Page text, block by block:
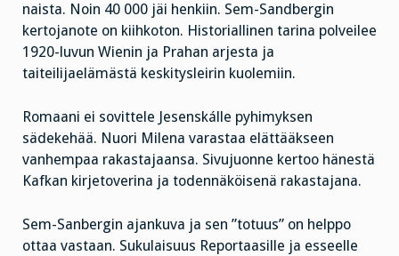
naista. Noin 40 000 jäi henkiin. Sem-Sandbergin
kertojanote on kiihkoton. Historiallinen tarina polveilee
1920-luvun Wienin ja Prahan arjesta ja
taiteilijaelämästä keskitysleirin kuolemiin.
Romaani ei sovittele Jesenskálle pyhimyksen
sädekehää. Nuori Milena varastaa elättääkseen
vanhempaa rakastajaansa. Sivujuonne kertoo hänestä
Kafkan kirjetoverina ja todennäköisenä rakastajana.
Sem-Sanbergin ajankuva ja sen ”totuus” on helppo
ottaa vastaan. Sukulaisuus Reportaasille ja esseelle